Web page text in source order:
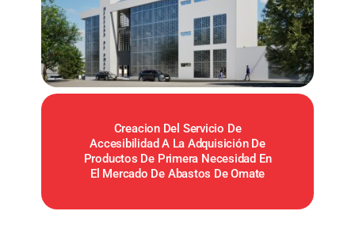
Creacion Del Servicio De
Accesibilidad A La Adquisición De
Productos De Primera Necesidad En
El Mercado De Abastos De Omate